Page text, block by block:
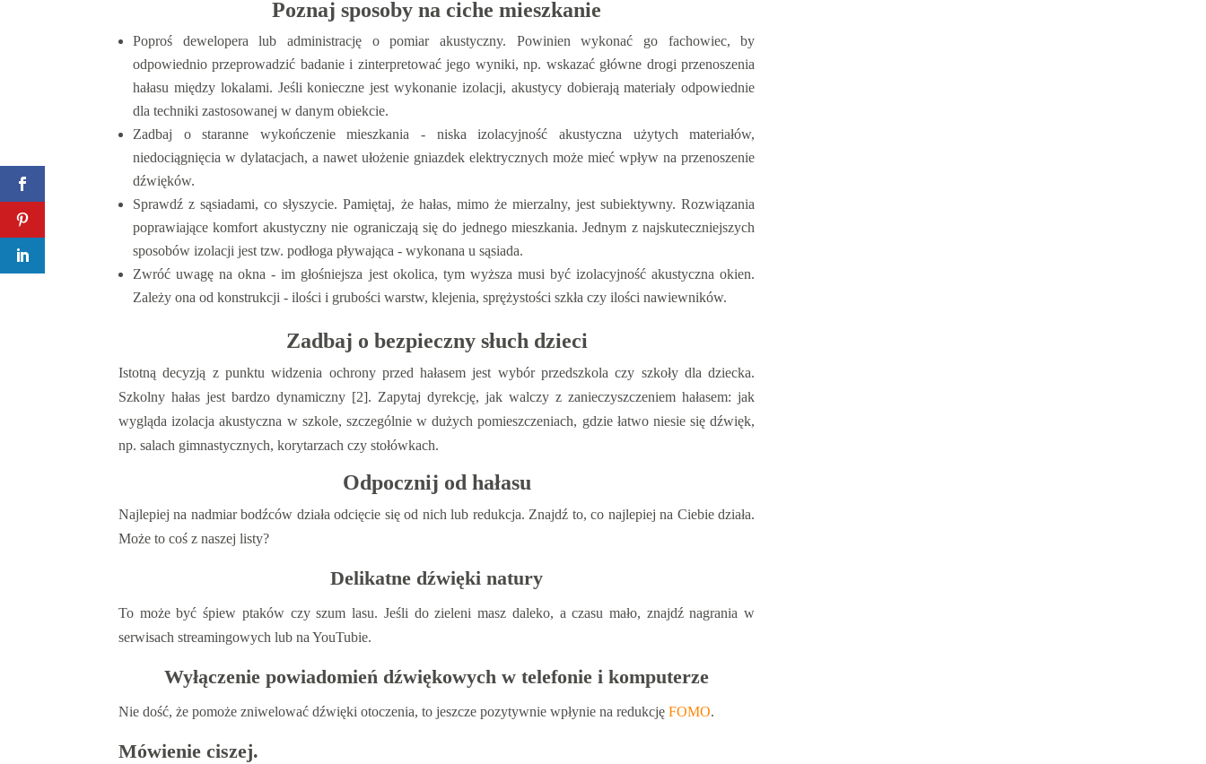
Poznaj sposoby na ciche mieszkanie
Poproś dewelopera lub administrację o pomiar akustyczny. Powinien wykonać go fachowiec, by
odpowiednio przeprowadzić badanie i zinterpretować jego wyniki, np. wskazać główne drogi przenoszenia
hałasu między lokalami. Jeśli konieczne jest wykonanie izolacji, akustycy dobierają materiały odpowiednie
dla techniki zastosowanej w danym obiekcie.
Zadbaj o staranne wykończenie mieszkania - niska izolacyjność akustyczna użytych materiałów,
niedociągnięcia w dylatacjach, a nawet ułożenie gniazdek elektrycznych może mieć wpływ na przenoszenie
dźwięków.
Sprawdź z sąsiadami, co słyszycie. Pamiętaj, że hałas, mimo że mierzalny, jest subiektywny. Rozwiązania
poprawiające komfort akustyczny nie ograniczają się do jednego mieszkania. Jednym z najskuteczniejszych
sposobów izolacji jest tzw. podłoga pływająca - wykonana u sąsiada.
Zwróć uwagę na okna - im głośniejsza jest okolica, tym wyższa musi być izolacyjność akustyczna okien.
Zależy ona od konstrukcji - ilości i grubości warstw, klejenia, sprężystości szkła czy ilości nawiewników.
Zadbaj o bezpieczny słuch dzieci
Istotną decyzją z punktu widzenia ochrony przed hałasem jest wybór przedszkola czy szkoły dla dziecka.
Szkolny hałas jest bardzo dynamiczny [2]. Zapytaj dyrekcję, jak walczy z zanieczyszczeniem hałasem: jak
wygląda izolacja akustyczna w szkole, szczególnie w dużych pomieszczeniach, gdzie łatwo niesie się dźwięk,
np. salach gimnastycznych, korytarzach czy stołówkach.
Odpocznij od hałasu
Najlepiej na nadmiar bodźców działa odcięcie się od nich lub redukcja. Znajdź to, co najlepiej na Ciebie działa.
Może to coś z naszej listy?
Delikatne dźwięki natury
To może być śpiew ptaków czy szum lasu. Jeśli do zieleni masz daleko, a czasu mało, znajdź nagrania w
serwisach streamingowych lub na YouTubie.
Wyłączenie powiadomień dźwiękowych w telefonie i komputerze
Nie dość, że pomoże zniwelować dźwięki otoczenia, to jeszcze pozytywnie wpłynie na redukcję FOMO.
Mówienie ciszej.